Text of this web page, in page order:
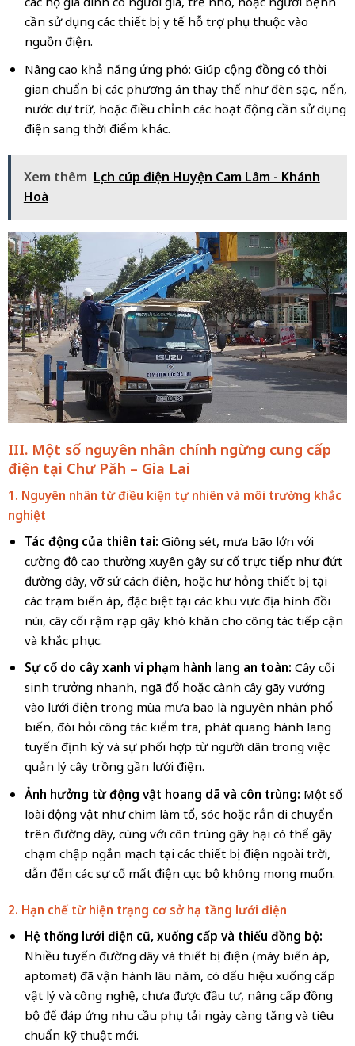
cần sử dụng các thiết bị y tế hỗ trợ phụ thuộc vào
nguồn điện.
Nâng cao khả năng ứng phó: Giúp cộng đồng có thời
gian chuẩn bị các phương án thay thế như đèn sạc, nến,
nước dự trữ, hoặc điều chỉnh các hoạt động cần sử dụng
điện sang thời điểm khác.
Xem thêm Lịch cúp điện Huyện Cam Lâm - Khánh
Hoà
III. Một số nguyên nhân chính ngừng cung cấp
điện tại Chư Păh – Gia Lai
1. Nguyên nhân từ điều kiện tự nhiên và môi trường khắc
nghiệt
Tác động của thiên tai: Giông sét, mưa bão lớn với
cường độ cao thường xuyên gây sự cố trực tiếp như đứt
đường dây, vỡ sứ cách điện, hoặc hư hỏng thiết bị tại
các trạm biến áp, đặc biệt tại các khu vực địa hình đồi
núi, cây cối rậm rạp gây khó khăn cho công tác tiếp cận
và khắc phục.
Sự cố do cây xanh vi phạm hành lang an toàn: Cây cối
sinh trưởng nhanh, ngã đổ hoặc cành cây gãy vướng
vào lưới điện trong mùa mưa bão là nguyên nhân phổ
biến, đòi hỏi công tác kiểm tra, phát quang hành lang
tuyến định kỳ và sự phối hợp từ người dân trong việc
quản lý cây trồng gần lưới điện.
Ảnh hưởng từ động vật hoang dã và côn trùng: Một số
loài động vật như chim làm tổ, sóc hoặc rắn di chuyển
trên đường dây, cùng với côn trùng gây hại có thể gây
chạm chập ngắn mạch tại các thiết bị điện ngoài trời,
dẫn đến các sự cố mất điện cục bộ không mong muốn.
2. Hạn chế từ hiện trạng cơ sở hạ tầng lưới điện
Hệ thống lưới điện cũ, xuống cấp và thiếu đồng bộ:
Nhiều tuyến đường dây và thiết bị điện (máy biến áp,
aptomat) đã vận hành lâu năm, có dấu hiệu xuống cấp
vật lý và công nghệ, chưa được đầu tư, nâng cấp đồng
bộ để đáp ứng nhu cầu phụ tải ngày càng tăng và tiêu
chuẩn kỹ thuật mới.